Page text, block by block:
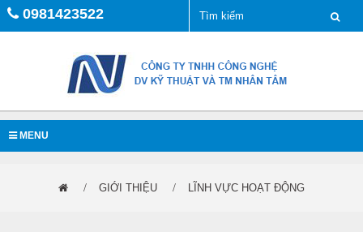
0981423522
MENU
GIỚI THIỆU LĨNH VỰC HOẠT ĐỘNG